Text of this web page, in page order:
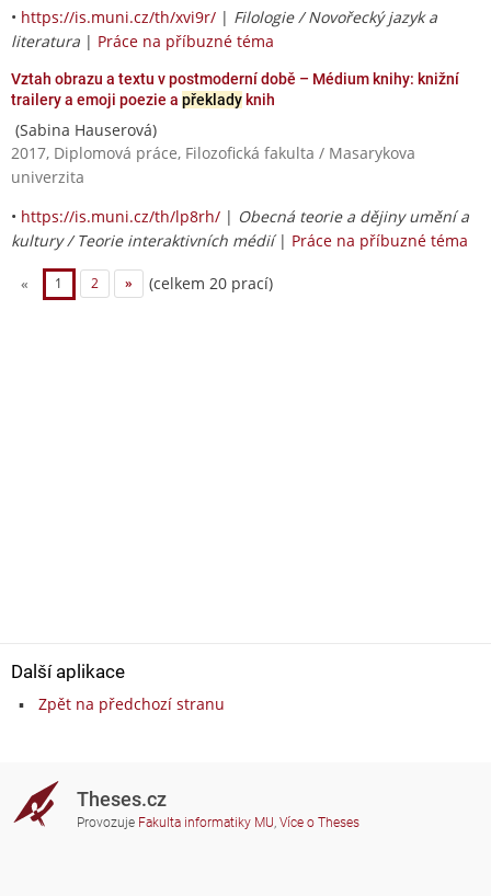
• https://is.muni.cz/th/xvi9r/ | Filologie / Novořecký jazyk a
literatura | Práce na příbuzné téma
Vztah obrazu a textu v postmoderní době – Médium knihy: knižní
trailery a emoji poezie a překlady knih
(Sabina Hauserová)
2017, Diplomová práce, Filozofická fakulta / Masarykova
univerzita
• https://is.muni.cz/th/lp8rh/ | Obecná teorie a dějiny umění a
kultury / Teorie interaktivních médií| Práce na příbuzné téma
« 1 2 » (celkem 20 prací)
Další aplikace
Zpět na předchozí stranu
Theses.cz
Provozuje Fakulta informatiky MU, Více o Theses